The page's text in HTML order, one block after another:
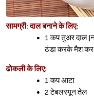
सामग्री:दाल बनाने के लिए:
1 कप तुअर दाल
ठंडा करके मैश
ढोकली के लिए:
1 कप आटा
2 टेबलस्पून तेल